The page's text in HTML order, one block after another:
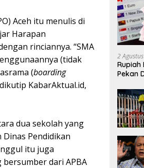
Aceh itu menulis di
Harapan
rinciannya. “SMA
(tidak
(boarding
KabarAktual.id,
dua sekolah yang
Pendidikan
itu juga
dari APBA
2
Rupiah
Pekan